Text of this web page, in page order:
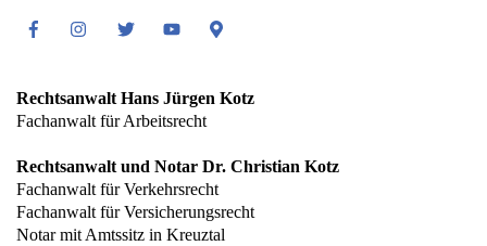
FacebookInstagramTwitter Youtube Google
Rechtsanwalt Hans Jürgen Kotz
Fachanwalt für Arbeitsrecht
Rechtsanwalt und Notar Dr. Christian Kotz
Fachanwalt für Verkehrsrecht
Fachanwalt für Versicherungsrecht
Notar mit Amtssitz in Kreuztal